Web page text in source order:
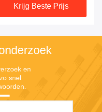
Krijg Beste Prijs
en
snel